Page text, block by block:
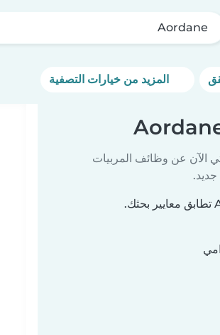
Aordane
المزيد من خيارات التصفية
الآن عن وظائف المربيات